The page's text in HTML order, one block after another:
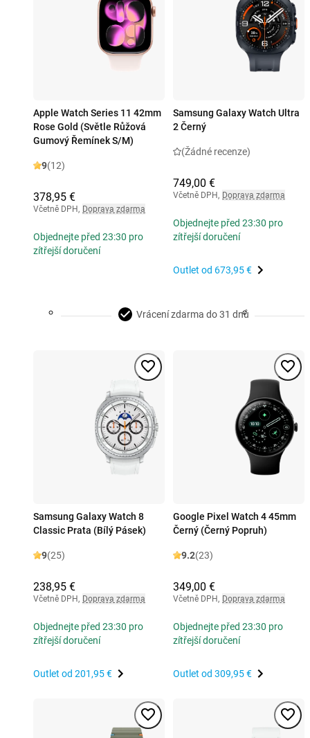
Apple Watch Series 11 42mm
Rose Gold (Světle Růžová
Gumový Řemínek S/M)
9(12)
378,95 €
Včetně DPH, Doprava zdarma
Objednejte před 23:30 pro
zítřejší doručení
Samsung Galaxy Watch Ultra
2 Černý
(Žádné recenze)
749,00 €
Včetně DPH, Doprava zdarma
Objednejte před 23:30 pro
zítřejší doručení
Outlet od 673,95 €
Vrácení zdarma do 31 dnů
Samsung Galaxy Watch 8
Classic Prata (Bílý Pásek)
9(25)
238,95 €
Včetně DPH, Doprava zdarma
Objednejte před 23:30 pro
zítřejší doručení
Outlet od 201,95 €
Google Pixel Watch 4 45mm
Černý (Černý Popruh)
9.2(23)
349,00 €
Včetně DPH, Doprava zdarma
Objednejte před 23:30 pro
zítřejší doručení
Outlet od 309,95 €